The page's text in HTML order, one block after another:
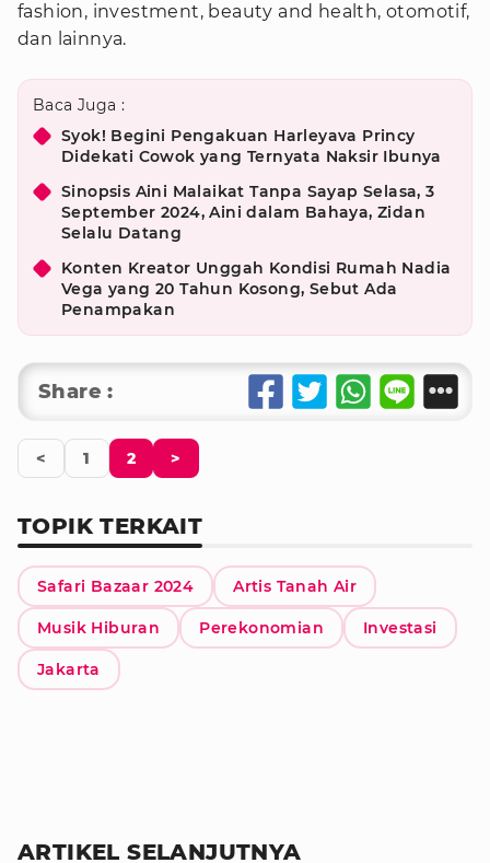
fashion, investment, beauty and health, otomotif,
dan lainnya.
Baca Juga :
Syok! Begini Pengakuan Harleyava Princy
Didekati Cowok yang Ternyata Naksir Ibunya
Sinopsis Aini Malaikat Tanpa Sayap Selasa, 3
September 2024, Aini dalam Bahaya, Zidan
Selalu Datang
Konten Kreator Unggah Kondisi Rumah Nadia
Vega yang 20 Tahun Kosong, Sebut Ada
Penampakan
Share :
< 1 2 >
TOPIK TERKAIT
Safari Bazaar 2024 Artis Tanah Air
Musik Hiburan Perekonomian Investasi
Jakarta
ARTIKEL SELANJUTNYA